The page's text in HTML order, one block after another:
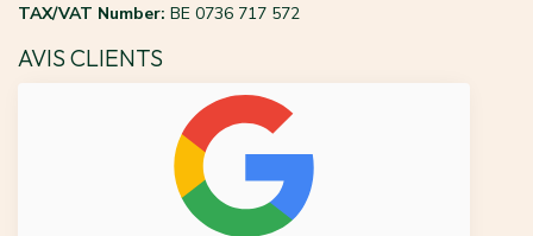
TAX/VAT Number: BE 0736 717 572
AVIS CLIENTS